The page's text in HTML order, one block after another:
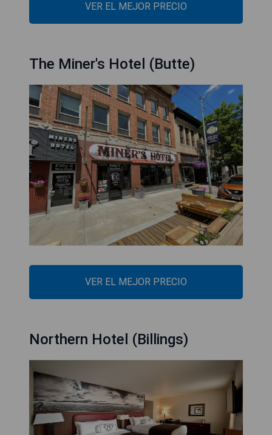
VER EL MEJOR PRECIO
The Miner's Hotel (Butte)
VER EL MEJOR PRECIO
Northern Hotel (Billings)